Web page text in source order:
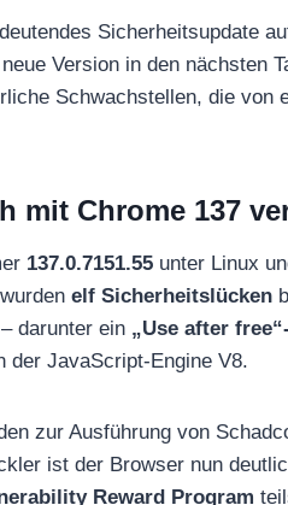
Sicherheitsupdate
Version in den nächsten
Schwachstellen, die von
mit Chrome 137
137.0.7151.55 unter Linux
elf Sicherheitslücken
darunter ein „Use after
der JavaScript-Engine V8.
zur Ausführung von
ist der Browser nun
Reward Program